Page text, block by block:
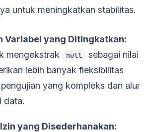
untuk meningkatkan stabilitas.
Variabel yang Ditingkatkan:
mengekstrak
null
sebagai nilai
lebih banyak fleksibilitas
yang kompleks dan alur
data.
yang Disederhanakan: